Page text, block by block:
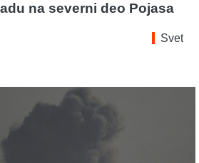
na severni deo Pojasa
Svet